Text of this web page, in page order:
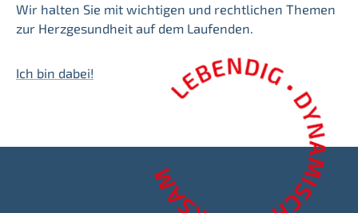
Wir halten Sie mit wichtigen und rechtlichen Themen
zur Herzgesundheit auf dem Laufenden.
Ich bin dabei!